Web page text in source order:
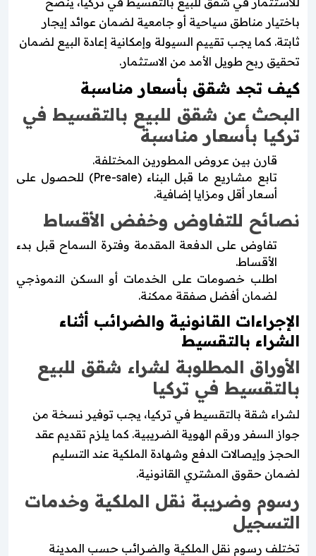
باختيار مناطق سياحية أو جامعية لضمان عوائد إيجار
ثابتة. كما يجب تقييم السيولة وإمكانية إعادة البيع لضمان
تحقيق ربح طويل الأمد من الاستثمار.
كيف تجد شقق بأسعار مناسبة
البحث عن شقق للبيع بالتقسيط في
تركيا بأسعار مناسبة
قارن بين عروض المطورين المختلفة.
تابع مشاريع ما قبل البناء (Pre-sale) للحصول على
أسعار أقل ومزايا إضافية.
نصائح للتفاوض وخفض الأقساط
تفاوض على الدفعة المقدمة وفترة السماح قبل بدء
الأقساط.
اطلب خصومات على الخدمات أو السكن النموذجي
لضمان أفضل صفقة ممكنة.
الإجراءات القانونية والضرائب أثناء
الشراء بالتقسيط
الأوراق المطلوبة لشراء شقق للبيع
بالتقسيط في تركيا
لشراء شقة بالتقسيط في تركيا، يجب توفير نسخة من
جواز السفر ورقم الهوية الضريبية. كما يلزم تقديم عقد
الحجز وإيصالات الدفع وشهادة الملكية عند التسليم
لضمان حقوق المشتري القانونية.
رسوم وضريبة نقل الملكية وخدمات
التسجيل
تختلف رسوم نقل الملكية والضرائب حسب المدينة